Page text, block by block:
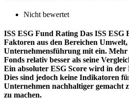
Nicht bewertet
ISS ESG Fund Rating Das ISS ESG
Faktoren aus den Bereichen Umwelt,
Unternehmensführung mit ein. Mehr
Fonds relativ besser als seine
Ein absoluter ESG Score wird in der
Dies sind jedoch keine Indikatoren
Unternehmen nachhaltiger gemacht
zu machen.